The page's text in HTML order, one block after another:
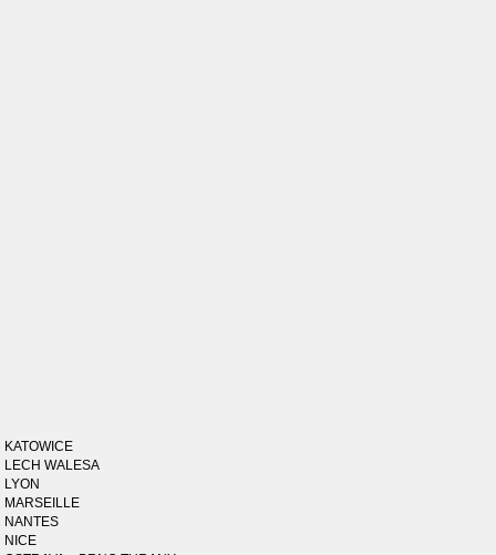
KATOWICE
LECH WALESA
LYON
MARSEILLE
NANTES
NICE